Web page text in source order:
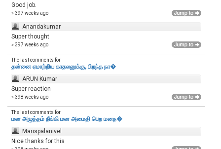
Good job.
» 397 weeks ago
Anandakumar
Super thought
» 397 weeks ago
The last comments for
தன்னை ஏமாற்றிய காதலனுக்கு, பிறந்த நா�
ARUN Kumar
Super reaction
» 398 weeks ago
The last comments for
மன அழுத்தம் நீங்கி மன அமைதி பெற‌ மனந�
Marispalanivel
Nice thanks for this